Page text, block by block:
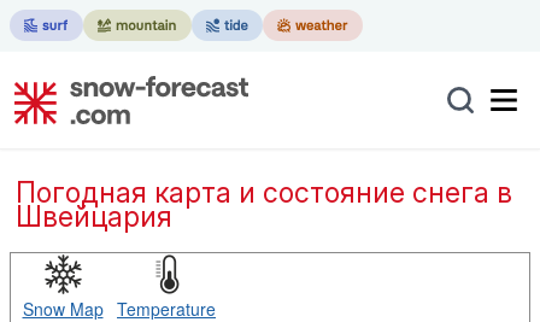
Погодная карта и состояние снега в
Швейцария
Snow Map Temperature